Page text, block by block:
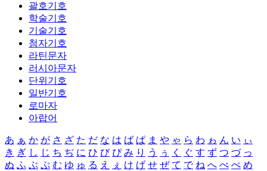
괄호기호
학술기호
기술기호
첨자기호
라틴문자
러시아문자
단위기호
일반기호
로마자
아랍어
あ ぁ か が さ ざ た だ な は ば ぱ ま や ゃ ら わ ゎ ん い ぃ
き ぎ し じ ち ぢ に ひ び ぴ み り う ぅ く ぐ す ず つ づ っ
ぬ ふ ぶ ぷ む ゆ ゅ る え ぇ け げ せ ぜ て で ね へ べ ぺ め